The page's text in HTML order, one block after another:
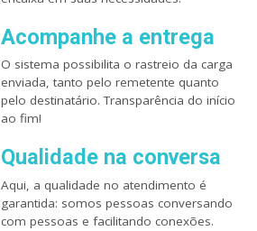
Acompanhe a entrega
O sistema possibilita o rastreio da carga
enviada, tanto pelo remetente quanto
pelo destinatário. Transparência do início
ao fim!
Qualidade na conversa
Aqui, a qualidade no atendimento é
garantida: somos pessoas conversando
com pessoas e facilitando conexões.